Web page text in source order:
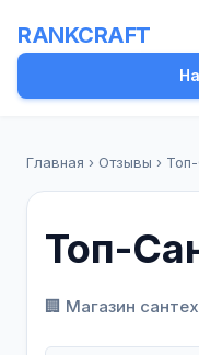
RANKCRAFT
Главная › Отзывы ›
Топ-
🏢 Магазин